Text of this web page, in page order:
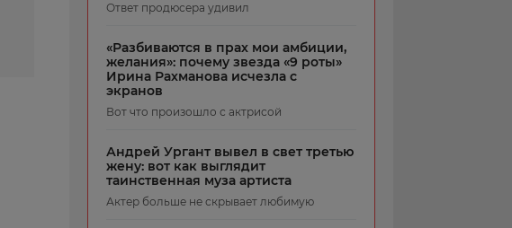
Ответ продюсера удивил
«Разбиваются в прах мои амбиции,
желания»: почему звезда «9 роты»
Ирина Рахманова исчезла с
экранов
Вот что произошло с актрисой
Андрей Ургант вывел в свет третью
жену: вот как выглядит
таинственная муза артиста
Актер больше не скрывает любимую